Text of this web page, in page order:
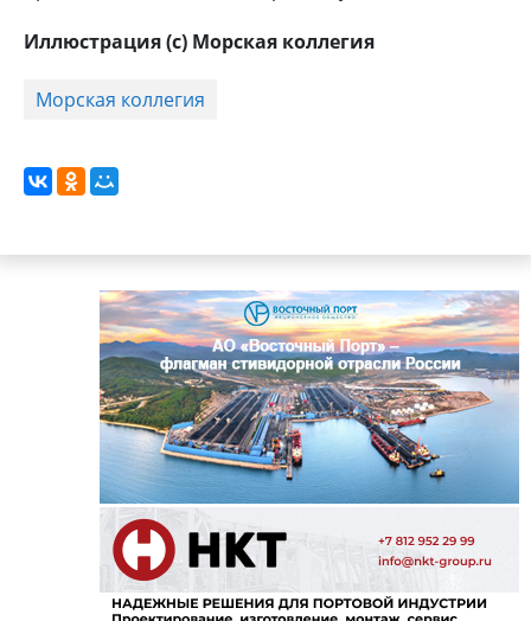
Иллюстрация (с) Морская коллегия
Морская коллегия